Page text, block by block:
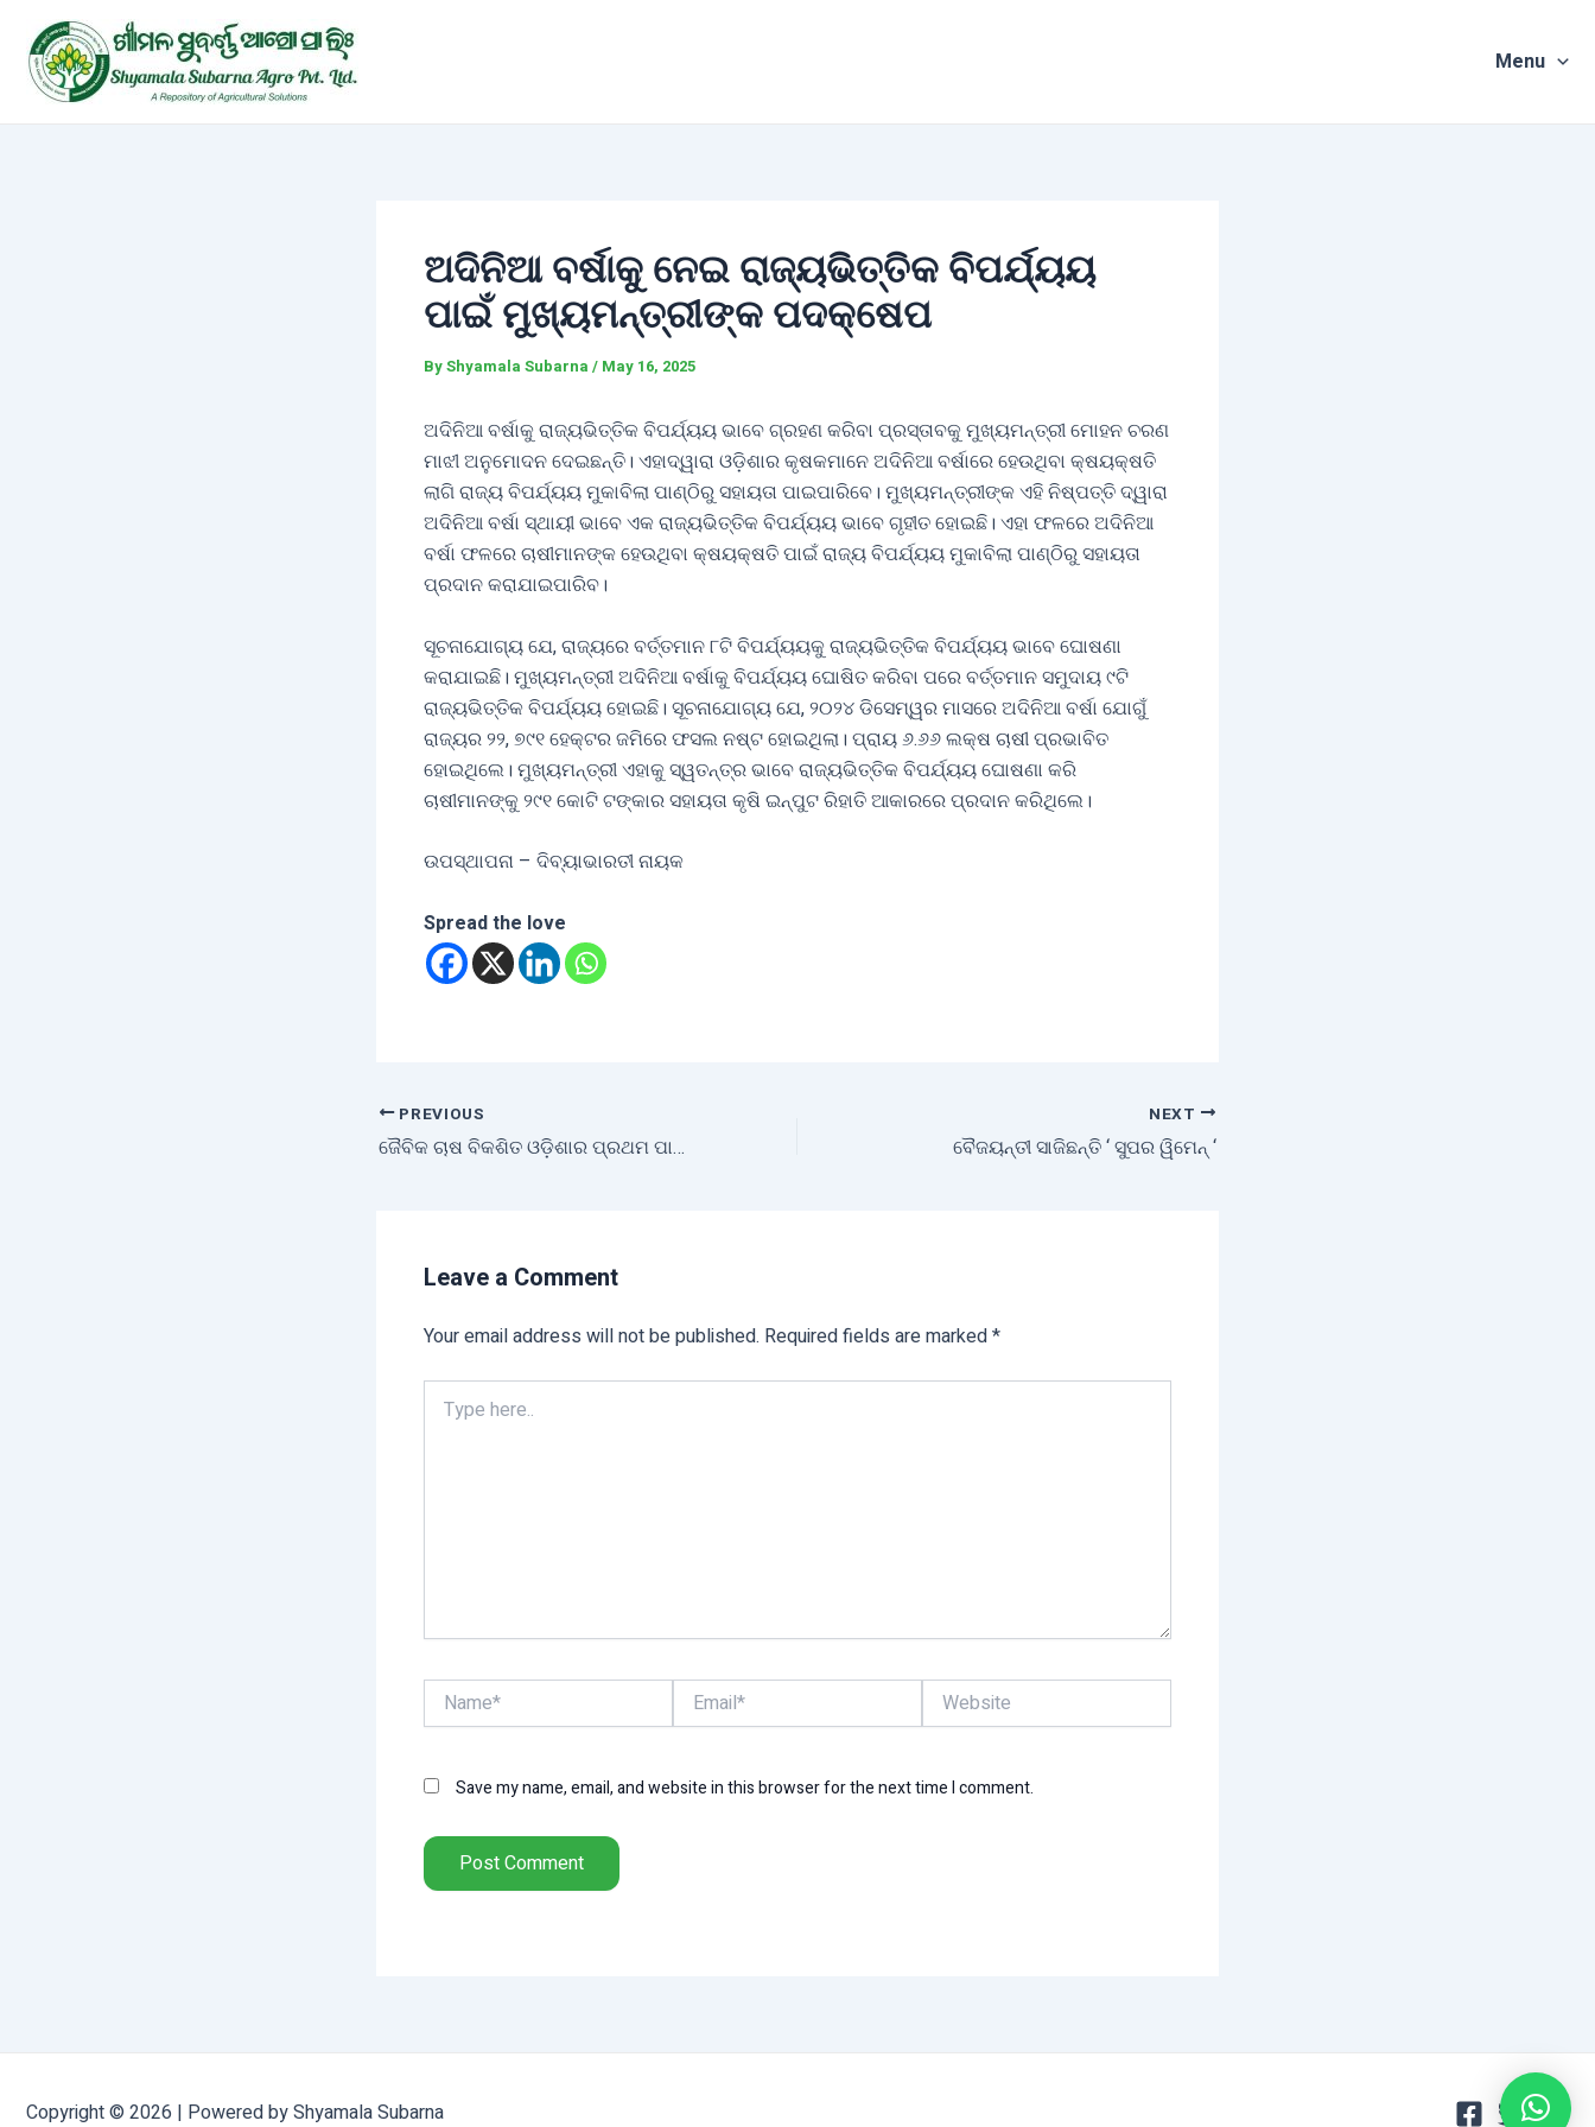
content
Menu
ଅଦିନିଆ ବର୍ଷାକୁ ନେଇ ରାଜ୍ୟଭିତ୍ତିକ ବିପର୍ଯ୍ୟୟ
ପାଇଁ ମୁଖ୍ୟମନ୍ତ୍ରୀଙ୍କ ପଦକ୍ଷେପ
ByShyamala Subarna / May 16, 2025
ଅଦିନିଆ ବର୍ଷାକୁ ରାଜ୍ୟଭିତ୍ତିକ ବିପର୍ଯ୍ୟୟ ଭାବେ ଗ୍ରହଣ କରିବା ପ୍ରସ୍ତାବକୁ ମୁଖ୍ୟମନ୍ତ୍ରୀ ମୋହନ ଚରଣ
ମାଝୀ ଅନୁମୋଦନ ଦେଇଛନ୍ତି। ଏହାଦ୍ୱାରା ଓଡ଼ିଶାର କୃଷକମାନେ ଅଦିନିଆ ବର୍ଷାରେ ହେଉଥିବା କ୍ଷୟକ୍ଷତି
ଲାଗି ରାଜ୍ୟ ବିପର୍ଯ୍ୟୟ ମୁକାବିଲା ପାଣ୍ଠିରୁ ସହାୟତା ପାଇପାରିବେ। ମୁଖ୍ୟମନ୍ତ୍ରୀଙ୍କ ଏହି ନିଷ୍ପତ୍ତି ଦ୍ୱାରା
ଅଦିନିଆ ବର୍ଷା ସ୍ଥାୟୀ ଭାବେ ଏକ ରାଜ୍ୟଭିତ୍ତିକ ବିପର୍ଯ୍ୟୟ ଭାବେ ଗୃହୀତ ହୋଇଛି। ଏହା ଫଳରେ ଅଦିନିଆ
ବର୍ଷା ଫଳରେ ଚାଷୀମାନଙ୍କ ହେଉଥିବା କ୍ଷୟକ୍ଷତି ପାଇଁ ରାଜ୍ୟ ବିପର୍ଯ୍ୟୟ ମୁକାବିଲା ପାଣ୍ଠିରୁ ସହାୟତା
ପ୍ରଦାନ କରାଯାଇପାରିବ।
ସୂଚନାଯୋଗ୍ୟ ଯେ, ରାଜ୍ୟରେ ବର୍ତ୍ତମାନ ୮ଟି ବିପର୍ଯ୍ୟୟକୁ ରାଜ୍ୟଭିତ୍ତିକ ବିପର୍ଯ୍ୟୟ ଭାବେ ଘୋଷଣା
କରାଯାଇଛି। ମୁଖ୍ୟମନ୍ତ୍ରୀ ଅଦିନିଆ ବର୍ଷାକୁ ବିପର୍ଯ୍ୟୟ ଘୋଷିତ କରିବା ପରେ ବର୍ତ୍ତମାନ ସମୁଦାୟ ୯ଟି
ରାଜ୍ୟଭିତ୍ତିକ ବିପର୍ଯ୍ୟୟ ହୋଇଛି। ସୂଚନାଯୋଗ୍ୟ ଯେ, ୨୦୨୪ ଡିସେମ୍ୱର ମାସରେ ଅଦିନିଆ ବର୍ଷା ଯୋଗୁଁ
ରାଜ୍ୟର ୨୨, ୭୯୧ ହେକ୍ଟର ଜମିରେ ଫସଲ ନଷ୍ଟ ହୋଇଥିଲା। ପ୍ରାୟ ୬.୬୬ ଲକ୍ଷ ଚାଷୀ ପ୍ରଭାବିତ
ହୋଇଥିଲେ। ମୁଖ୍ୟମନ୍ତ୍ରୀ ଏହାକୁ ସ୍ୱତନ୍ତ୍ର ଭାବେ ରାଜ୍ୟଭିତ୍ତିକ ବିପର୍ଯ୍ୟୟ ଘୋଷଣା କରି
ଚାଷୀମାନଙ୍କୁ ୨୯୧ କୋଟି ଟଙ୍କାର ସହାୟତା କୃଷି ଇନ୍‍ପୁଟ ରିହାତି ଆକାରରେ ପ୍ରଦାନ କରିଥିଲେ।
ଉପସ୍ଥାପନା – ଦିବ୍ୟାଭାରତୀ ନାୟକ
Spread the love
PREVIOUS
ଜୈବିକ ଚାଷ ବିକଶିତ ଓଡ଼ିଶାର ପ୍ରଥମ ପାହାଚ – କୃଷି ମନ୍ତ୍ରୀ
NEXT
ବୈଜୟନ୍ତୀ ସାଜିଛନ୍ତି ‘ ସୁପର ୱିମେନ୍ ‘
Leave a Comment
Your email address will not be published. Required fields are marked*
here..
Name* Email* Website
Save my name, email, and website in this browser for the next time I comment.
Copyright © 2026 | Powered by Shyamala Subarna